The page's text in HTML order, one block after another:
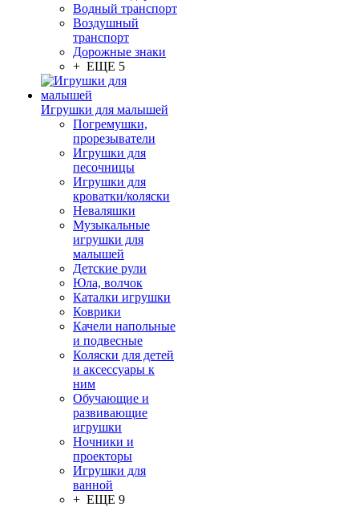
Водный транспорт
Воздушный
транспорт
Дорожные знаки
+ ЕЩЕ 5
Игрушки для малышей
Погремушки,
прорезыватели
Игрушки для
песочницы
Игрушки для
кроватки/коляски
Неваляшки
Музыкальные
игрушки для
малышей
Детские рули
Юла, волчок
Каталки игрушки
Коврики
Качели напольные
и подвесные
Коляски для детей
и аксессуары к
ним
Обучающие и
развивающие
игрушки
Ночники и
проекторы
Игрушки для
ванной
+ ЕЩЕ 9